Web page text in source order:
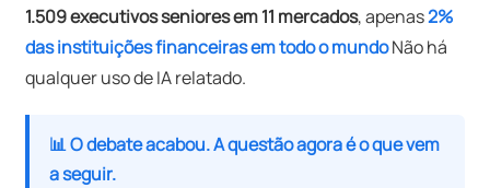
1.509 executivos seniores em 11 mercados, apenas2%
das instituições financeiras em todo o mundoNão há
qualquer uso de IA relatado.
📊 O debate acabou. A questão agora é o que vem
a seguir.